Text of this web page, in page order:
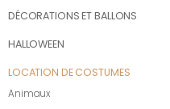
DÉCORATIONS ET BALLONS
HALLOWEEN
LOCATION DE COSTUMES
Animaux